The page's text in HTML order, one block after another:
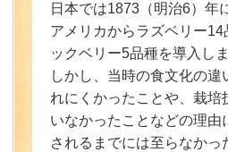
日本では1873（明治6）年
アメリカからラズベリー14
ックベリー5品種を導入しま
しかし、当時の食文化の違
れにくかったことや、栽培
いなかったことなどの理由
されるまでには至らなかっ